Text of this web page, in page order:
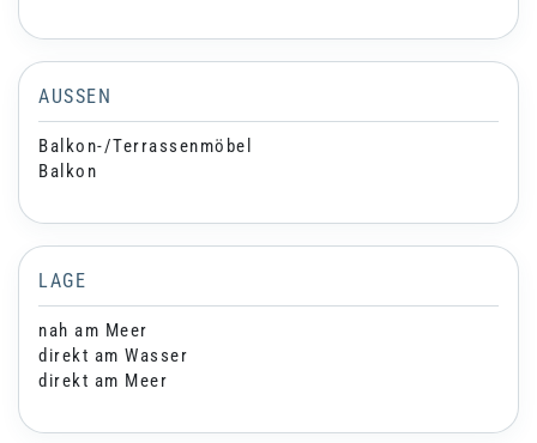
AUSSEN
Balkon-/Terrassenmöbel
Balkon
LAGE
nah am Meer
direkt am Wasser
direkt am Meer